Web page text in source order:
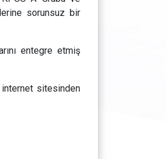
sorunsuz bir
entegre etmiş
internet sitesinden